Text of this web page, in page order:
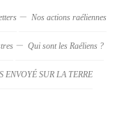
Nos actions raéliennes
Qui sont les Raéliens ?
ENVOYÉ SUR LA TERRE